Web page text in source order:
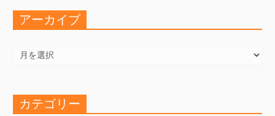
アーカイブ
カ
カテゴリー